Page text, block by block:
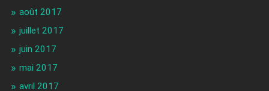
août 2017
juillet 2017
juin 2017
mai 2017
avril 2017